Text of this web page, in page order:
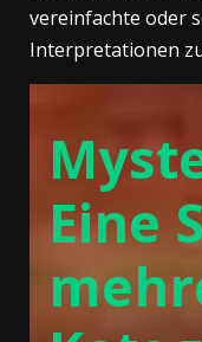
vereinfachte oder
Interpretationen
Eine